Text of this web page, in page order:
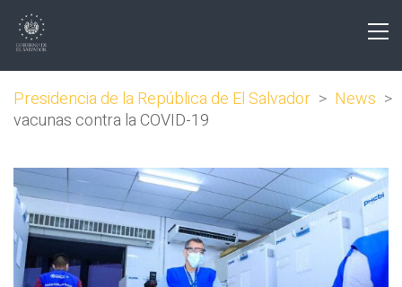
Presidencia de la República de El Salvador > News >
vacunas contra la COVID-19